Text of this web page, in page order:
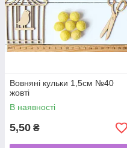
Вовняні кульки 1,5см №40
жовті
В наявності
5,50 ₴